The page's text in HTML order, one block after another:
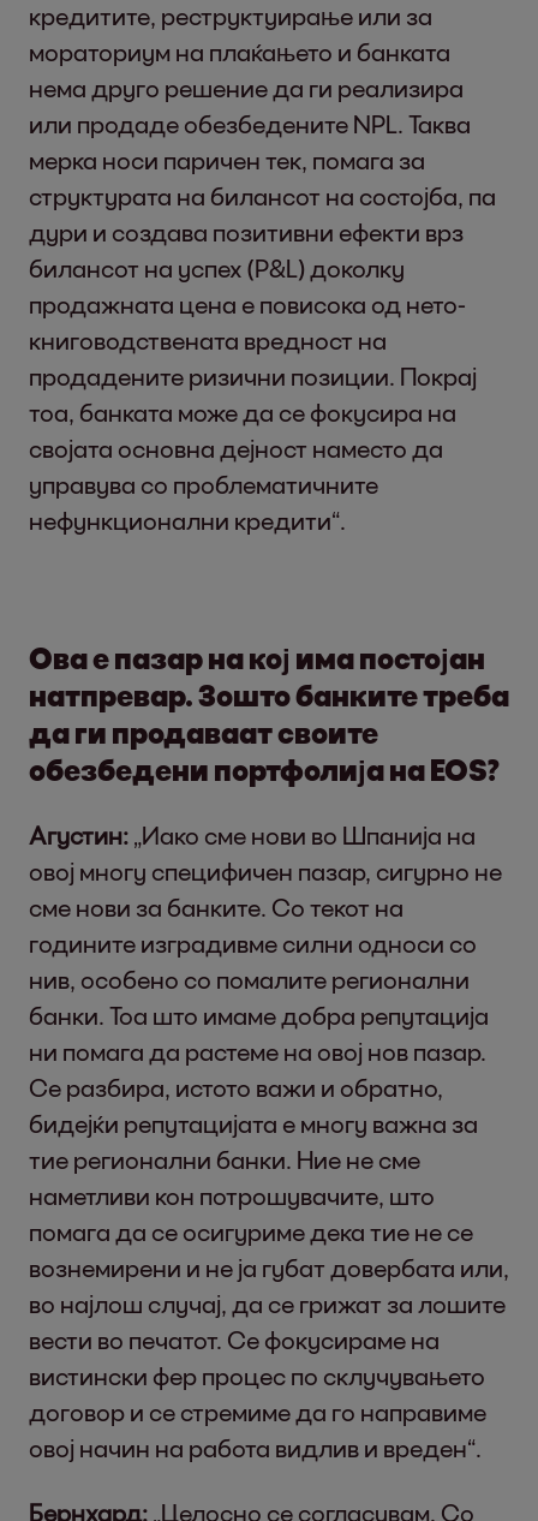
кредитите, реструктуирање или за
мораториум на плаќањето и банката
нема друго решение да ги реализира
или продаде обезбедените NPL. Таква
мерка носи паричен тек, помага за
структурата на билансот на состојба, па
дури и создава позитивни ефекти врз
билансот на успех (P&L) доколку
продажната цена е повисока од нето-
книговодствената вредност на
продадените ризични позиции. Покрај
тоа, банката може да се фокусира на
својата основна дејност наместо да
управува со проблематичните
нефункционални кредити“.
Ова е пазар на кој има постојан
натпревар. Зошто банките треба
да ги продаваат своите
обезбедени портфолија на EOS?
Агустин: „Иако сме нови во Шпанија на
овој многу специфичен пазар, сигурно не
сме нови за банките. Со текот на
годините изградивме силни односи со
нив, особено со помалите регионални
банки. Тоа што имаме добра репутација
ни помага да растеме на овој нов пазар.
Се разбира, истото важи и обратно,
бидејќи репутацијата е многу важна за
тие регионални банки. Ние не сме
наметливи кон потрошувачите, што
помага да се осигуриме дека тие не се
вознемирени и не ја губат довербата или,
во најлош случај, да се грижат за лошите
вести во печатот. Се фокусираме на
вистински фер процес по склучувањето
договор и се стремиме да го направиме
овој начин на работа видлив и вреден“.
Бернхард: „Целосно се согласувам. Со